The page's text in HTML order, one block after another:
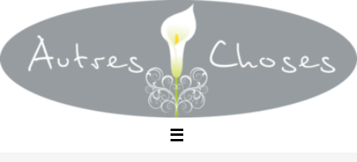
vers
le
contenu